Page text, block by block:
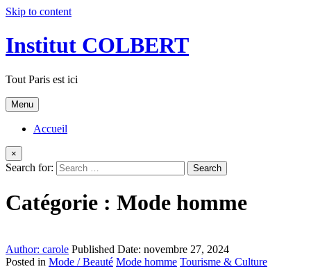
Skip to content
Institut COLBERT
Tout Paris est ici
Menu
Accueil
×
Search for:
Catégorie : Mode homme
Author: carole Published Date: novembre 27, 2024
Posted in Mode / Beauté Mode homme Tourisme & Culture